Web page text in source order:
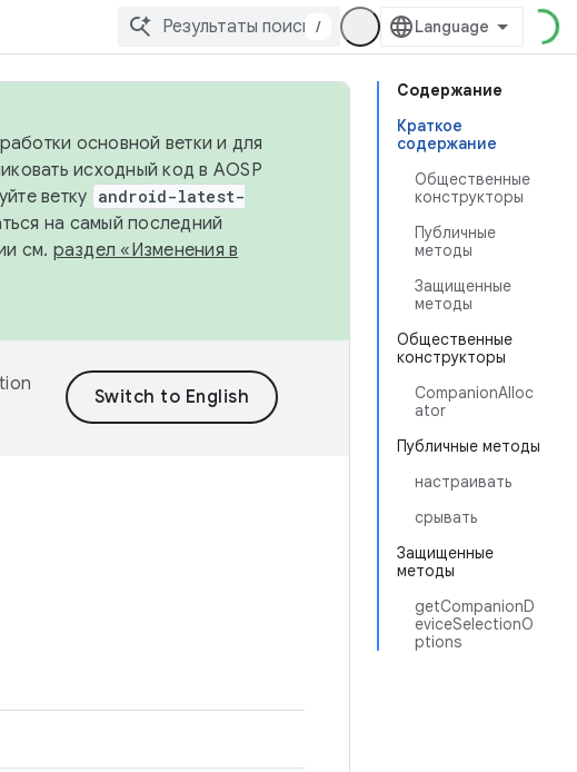
/
Содержание
Краткое
содержание
Общественные
конструкторы
Публичные
методы
Защищенные
методы
Общественные
конструкторы
CompanionAlloc
ator
Публичные методы
настраивать
срывать
Защищенные
методы
getCompanionD
eviceSelectionO
ptions
основной ветки и для
исходный код в AOSP
ветку android-latest-
на самый последний
см. раздел «Изменения в